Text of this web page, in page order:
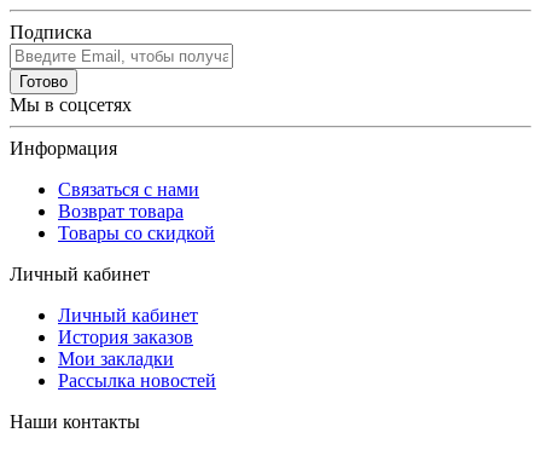
Подписка
Готово
Мы в соцсетях
Информация
Связаться с нами
Возврат товара
Товары со скидкой
Личный кабинет
Личный кабинет
История заказов
Мои закладки
Рассылка новостей
Наши контакты